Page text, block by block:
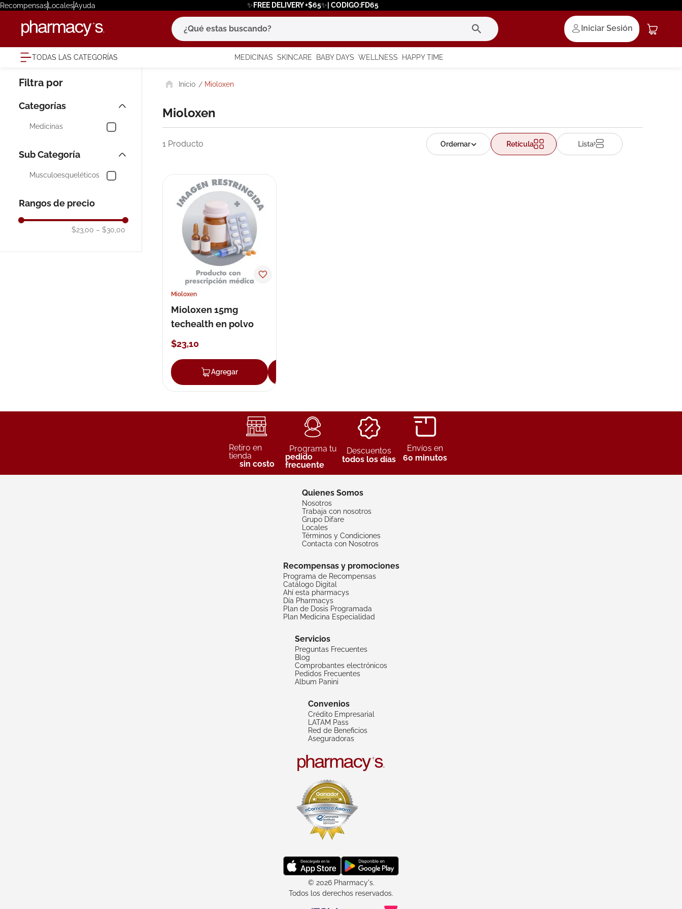
RecompensasLocalesAyuda ✨FREE DELIVERY +$65✨| CODIGO:FD65
¿Qué estas buscando?
Iniciar Sesión
TODAS LAS CATEGORÍAS MEDICINAS SKINCARE BABY DAYS WELLNESS HAPPY TIME
Medicinas
Musculoesqueléticos
Rangos de precio
$23,00 – $30,00
Mioloxen
Mioloxen
1 Producto Retícula Lista
Mioloxen
Mioloxen 15mg
techealth en polvo
$23,10
Agregar
Retiro en
tienda
sin costo
Programa tu
pedido
frecuente
Descuentos
todos los días
Envíos en
60 minutos
Quienes Somos
Nosotros
Trabaja con nosotros
Grupo Difare
Locales
Términos y Condiciones
Contacta con Nosotros
Recompensas y promociones
Programa de Recompensas
Catálogo Digital
Ahí esta pharmacys
Día Pharmacys
Plan de Dosis Programada
Plan Medicina Especialidad
Servicios
Preguntas Frecuentes
Blog
Comprobantes electrónicos
Pedidos Frecuentes
Album Panini
Convenios
Crédito Empresarial
LATAM Pass
Red de Beneficios
Aseguradoras
© 2026 Pharmacy's.
Todos los derechos reservados.
términos más buscados
1. eucerin
6. degraler
7. megacistin
roche posay
9. isdin
neumoflux